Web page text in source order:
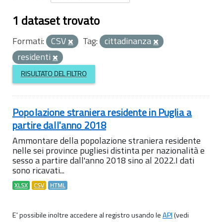
1 dataset trovato
Formati: CSV Tag: cittadinanza
residenti
RISULTATO DEL FILTRO
Popolazione straniera residente in Puglia a
partire dall'anno 2018
Ammontare della popolazione straniera residente
nelle sei province pugliesi distinta per nazionalità e
sesso a partire dall'anno 2018 sino al 2022.I dati
sono ricavati...
XLSX CSV HTML
E' possibile inoltre accedere al registro usando leAPI(vedi